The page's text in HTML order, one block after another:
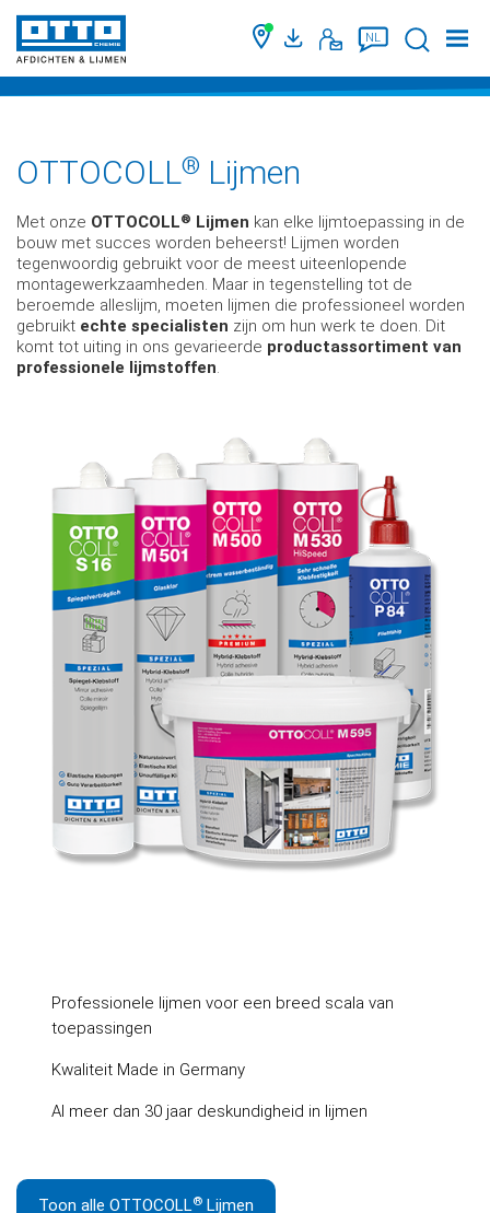
NL Suche
OTTOCOLL® Lijmen
Met onze OTTOCOLL® Lijmen kan elke lijmtoepassing in de
bouw met succes worden beheerst! Lijmen worden
tegenwoordig gebruikt voor de meest uiteenlopende
montagewerkzaamheden. Maar in tegenstelling tot de
beroemde alleslijm, moeten lijmen die professioneel worden
gebruikt echte specialisten zijn om hun werk te doen. Dit
komt tot uiting in ons gevarieerde productassortiment van
professionele lijmstoffen.
Professionele lijmen voor een breed scala van
toepassingen
Kwaliteit Made in Germany
Al meer dan 30 jaar deskundigheid in lijmen
Toon alle OTTOCOLL® Lijmen